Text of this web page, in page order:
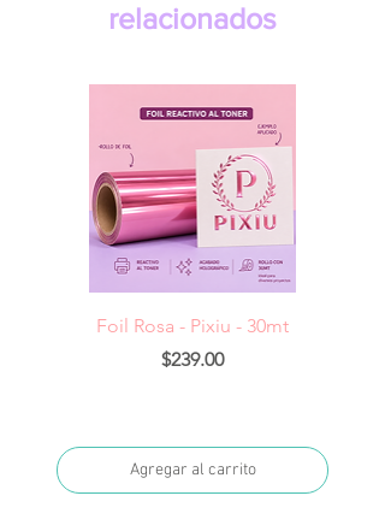
relacionados
Foil Rosa - Pixiu - 30mt
Precio
$239.00
Agregar al carrito